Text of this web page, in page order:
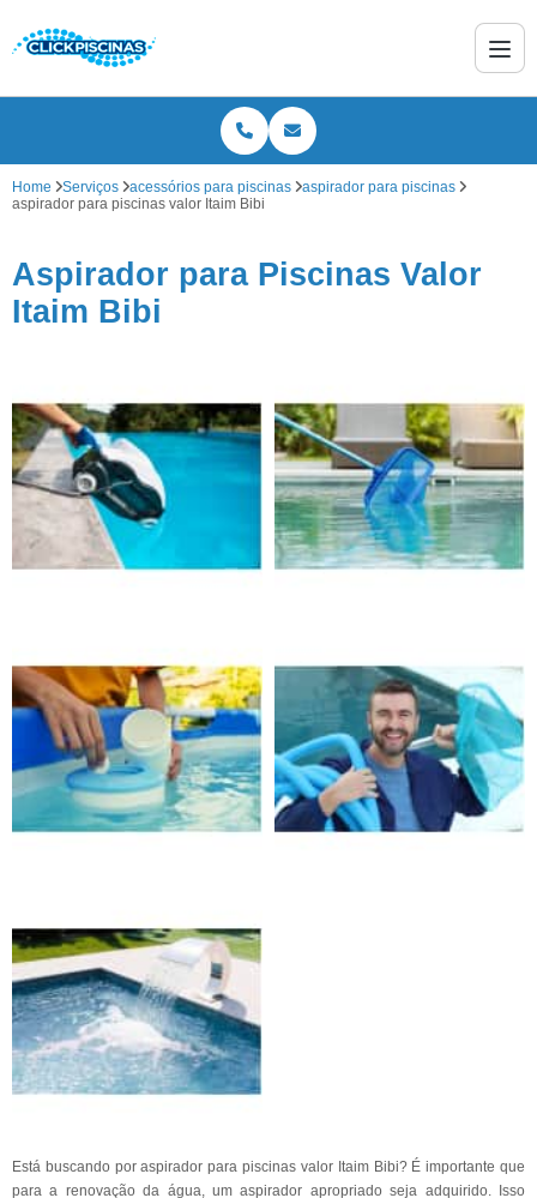
Home Serviços acessórios para piscinas
aspirador para piscinas
aspirador para piscinas valor Itaim Bibi
Aspirador para Piscinas Valor
Itaim Bibi
Está buscando por aspirador para piscinas valor Itaim Bibi? É importante que
para a renovação da água, um aspirador apropriado seja adquirido. Isso